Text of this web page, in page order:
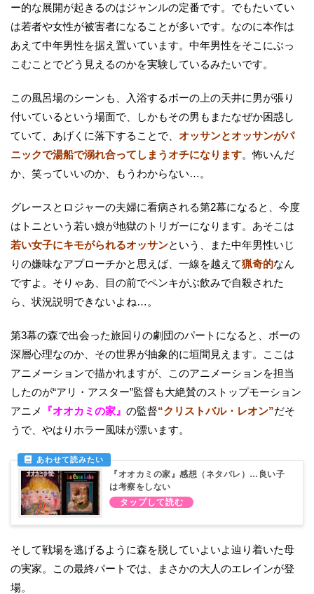
ー的な展開が起きるのはジャンルの定番です。でもたいてい
は若者や女性が被害者になることが多いです。なのに本作は
あえて中年男性を据え置いています。中年男性をそこにぶっ
こむことでどう見えるのかを実験しているみたいです。
この風呂場のシーンも、入浴するボーの上の天井に男が張り
付いているという場面で、しかもその男もまたなぜか困惑し
ていて、あげくに落下することで、 オッサンとオッサンがパ
ニックで湯船で溺れ合ってしまうオチになります。怖いんだ
か、笑っていいのか、もうわからない…。
グレースとロジャーの夫婦に看病される第2幕になると、今度
はトニという若い娘が地獄のトリガーになります。あそこは
若い女子にキモがられるオッサンという、また中年男性いじ
りの嫌味なアプローチかと思えば、一線を越えて猟奇的なん
ですよ。そりゃあ、目の前でペンキがぶ飲みで自殺された
ら、状況説明できないよね…。
第3幕の森で出会った旅回りの劇団のパートになると、ボーの
深層心理なのか、その世界が抽象的に垣間見えます。ここは
アニメーションで描かれますが、このアニメーションを担当
したのが“アリ・アスター”監督も大絶賛のストップモーション
アニメ
『オオカミの家』 の監督“クリストバル・レオン”だそ
うで、やはりホラー風味が漂います。
『オオカミの家』感想（ネタバレ）…良い子
は考察をしない
そして戦場を逃げるように森を脱していよいよ辿り着いた母
の実家。この最終パートでは、まさかの大人のエレインが登
場。